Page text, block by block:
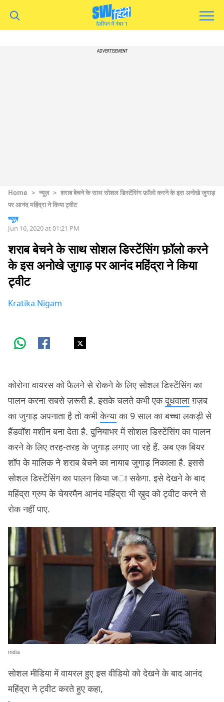
ADVERTISEMENT
Home > न्यूज़ > शराब बेचने के साथ सोशल डिस्टेंसिंग फ़ॉलो करने के इस अनोखे जुगाड़
पर आनंद महिंद्रा ने किया ट्वीट
न्यूज़
Jun 16, 2020 at 01:21 PM
शराब बेचने के साथ सोशल डिस्टेंसिंग फ़ॉलो करने
के इस अनोखे जुगाड़ पर आनंद महिंद्रा ने किया
ट्वीट
Kratika Nigam
कोरोना वायरस को फैलने से रोकने के लिए सोशल डिस्टेंसिंग का
पालन करना सबसे ज़रूरी है. इसके चलते कभी एकदूधवालाग़ज़ब
का जुगाड़ अपनाता है तो कभीकेन्याका 9 साल का बच्चा लकड़ी से
हैंडवॉश मशीन बना देता है. दुनियाभर में सोशल डिस्टेंसिंग का पालन
करने के लिए तरह-तरह के जुगाड़ लगाए जा रहे हैं. अब एक बियर
शॉप के मालिक ने शराब बेचने का नायाब जुगाड़ निकाला है. इससे
सोशल डिस्टेंसिंग का पालन किया जा सकेगा. इसे देखने के बाद
महिंद्रा ग्रुप के चेयरमैन आनंद महिंद्रा भी ख़ुद को ट्वीट करने से
रोक नहीं पाए.
india
सोशल मीडिया में वायरल हुए इस वीडियो को देखने के बाद आनंद
महिंद्रा ने ट्वीट करते हुए कहा,